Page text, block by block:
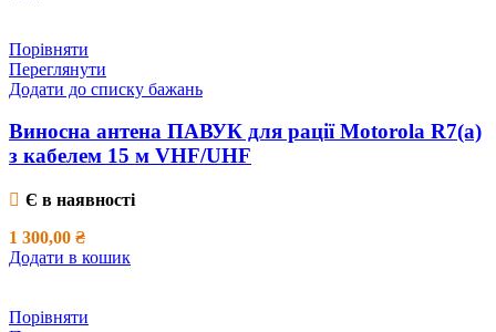
Порівняти
Переглянути
Додати до списку бажань
Виносна антена ПАВУК для рації Motorola R7(a)
з кабелем 15 м VHF/UHF
Є в наявності
1 300,00 ₴
Додати в кошик
Порівняти